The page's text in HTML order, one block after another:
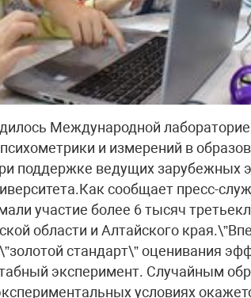
Международной
и измерений в
поддержке ведущих зарубежных
сообщает пресс-
участие более 6 тысяч
области и Алтайского
стандарт\” оценивания
эксперимент. Случайным
условиях